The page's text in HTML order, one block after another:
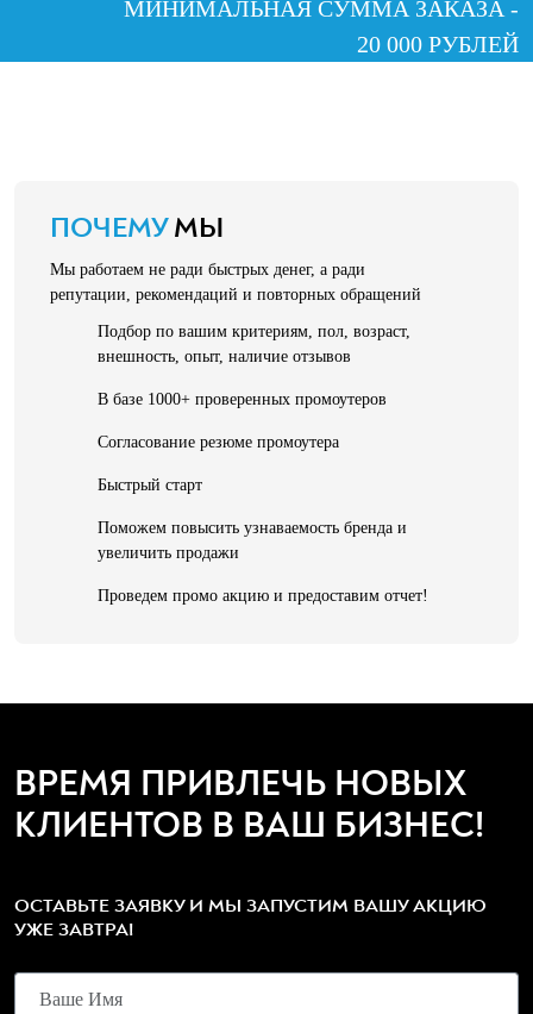
МИНИМАЛЬНАЯ СУММА ЗАКАЗА -
20 000 РУБЛЕЙ
ПОЧЕМУМЫ
Мы работаем не ради быстрых денег, а ради
репутации, рекомендаций и повторных обращений
Подбор по вашим критериям, пол, возраст,
внешность, опыт, наличие отзывов
В базе 1000+ проверенных промоутеров
Согласование резюме промоутера
Быстрый старт
Поможем повысить узнаваемость бренда и
увеличить продажи
Проведем промо акцию и предоставим отчет!
ВРЕМЯ ПРИВЛЕЧЬ НОВЫХ
КЛИЕНТОВ В ВАШ БИЗНЕС!
ОСТАВЬТЕ ЗАЯВКУ И МЫ ЗАПУСТИМ ВАШУ АКЦИЮ
УЖЕ ЗАВТРА!